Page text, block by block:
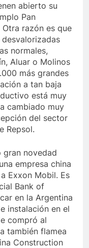
abierto su
Pan
razón es que
normales,
Aluar o Molinos
más grandes
a tan baja
está muy
cambiado muy
del sector
Repsol.
gran novedad
empresa china
Exxon Mobil. Es
Bank of
en la Argentina
instalación en el
compró al
también flamea
Construction